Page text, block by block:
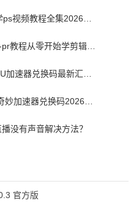
pr视频剪辑教程新手入门从零开始-pr教程从零开始学剪辑全集免费
没有声音解决方法？
官方版